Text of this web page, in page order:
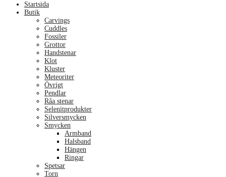
Startsida
Butik
Carvings
Cuddles
Fossiler
Grottor
Handstenar
Klot
Kluster
Meteoriter
Övrigt
Pendlar
Råa stenar
Selenitprodukter
Silversmycken
Smycken
Armband
Halsband
Hängen
Ringar
Spetsar
Torn